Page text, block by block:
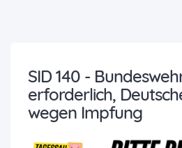
SID 140 -
erforderlich,
wegen Impfung